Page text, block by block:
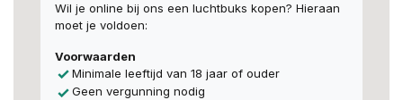
Wil je online bij ons een luchtbuks kopen? Hieraan
moet je voldoen:
Voorwaarden
Minimale leeftijd van 18 jaar of ouder
Geen vergunning nodig